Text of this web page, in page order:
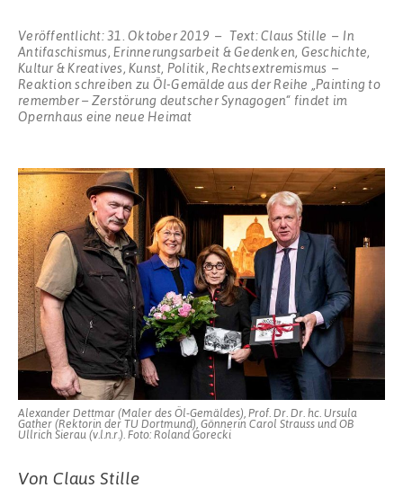
Veröffentlicht:31. Oktober 2019 Text:Claus Stille
In
Antifaschismus, Erinnerungsarbeit & Gedenken, Geschichte,
Kultur & Kreatives, Kunst, Politik, Rechtsextremismus
Reaktion schreiben zu Öl-Gemälde aus der Reihe „Painting to
remember – Zerstörung deutscher Synagogen“ findet im
Opernhaus eine neue Heimat
Alexander Dettmar (Maler des Öl-Gemäldes), Prof. Dr. Dr. hc. Ursula
Gather (Rektorin der TU Dortmund), Gönnerin Carol Strauss und OB
Ullrich Sierau (v.l.n.r.). Foto: Roland Gorecki
Von Claus Stille